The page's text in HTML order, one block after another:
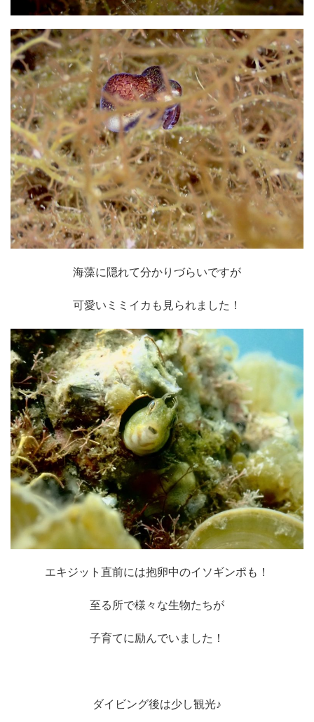
海藻に隠れて分かりづらいですが
可愛いミミイカも見られました！
エキジット直前には抱卵中のイソギンポも！
至る所で様々な生物たちが
子育てに励んでいました！
ダイビング後は少し観光♪